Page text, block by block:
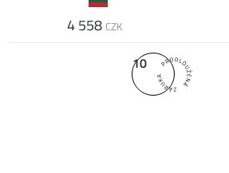
4 558 CZK
10